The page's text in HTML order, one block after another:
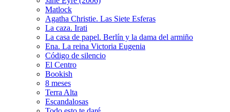
Matlock
Agatha Christie. Las Siete Esferas
La caza. Irati
La casa de papel. Berlín y la dama del armiño
Ena. La reina Victoria Eugenia
Código de silencio
El Centro
Bookish
8 meses
Terra Alta
Escandalosas